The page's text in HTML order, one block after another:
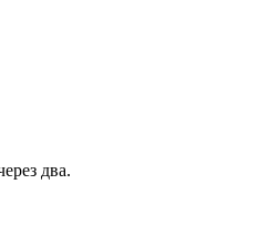
два.